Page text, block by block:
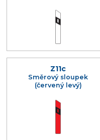
Z11c
Směrový sloupek
(červený levý)